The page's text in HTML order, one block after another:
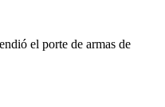
el porte de armas de